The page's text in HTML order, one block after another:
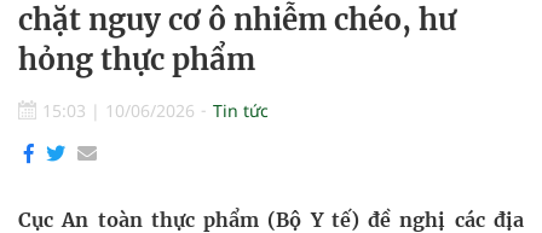
chặt nguy cơ ô nhiễm chéo, hư
hỏng thực phẩm
15:03 | 10/06/2026 Tin tức
Cục An toàn thực phẩm (Bộ Y tế) đề nghị các địa